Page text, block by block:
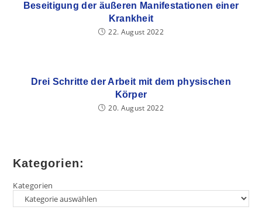
Beseitigung der äußeren Manifestationen einer
Krankheit
22. August 2022
Drei Schritte der Arbeit mit dem physischen
Körper
20. August 2022
Kategorien:
Kategorien